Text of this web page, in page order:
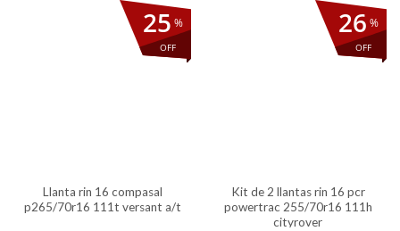
%
OFF
25
llanta rin 16 compasal
p265/70r16 111t versant a/t
%
OFF
26
kit de 2 llantas rin 16 pcr
powertrac 255/70r16 111h
cityrover